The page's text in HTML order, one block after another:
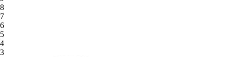
8
7
6
5
4
3